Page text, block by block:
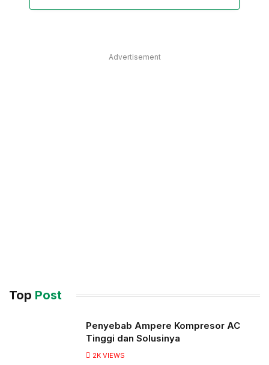
Advertisement
Top Post
Penyebab Ampere Kompresor AC
Tinggi dan Solusinya
2K VIEWS